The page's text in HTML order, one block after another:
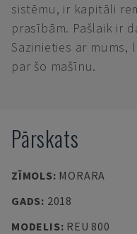
sistēmu, ir kapitāli
prasībām. Pašlaik ir
Sazinieties ar mums,
par šo mašīnu.
Pārskats
ZĪMOLS: MORARA
GADS: 2018
MODELIS: REU 800